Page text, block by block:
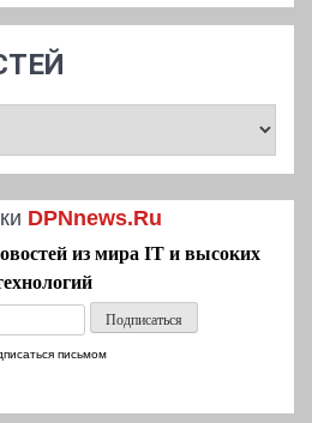
DPNnews.Ru
из мира IT и высоких
письмом